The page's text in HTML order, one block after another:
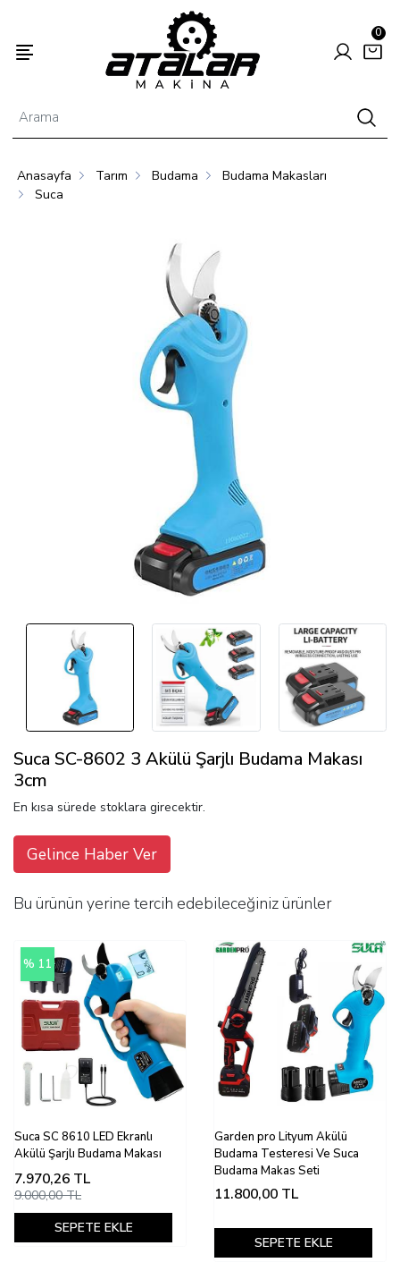
0
Anasayfa Tarım Budama
Budama Makasları
Suca
Suca SC-8602 3 Akülü Şarjlı Budama Makası
3cm
En kısa sürede stoklara girecektir.
Gelince Haber Ver
Bu ürünün yerine tercih edebileceğiniz ürünler
% 11
Suca SC 8610 LED Ekranlı
Akülü Şarjlı Budama Makası
7.970,26 TL
9.000,00 TL
SEPETE EKLE
Garden pro Lityum Akülü
Budama Testeresi Ve Suca
Budama Makas Seti
11.800,00 TL
SEPETE EKLE